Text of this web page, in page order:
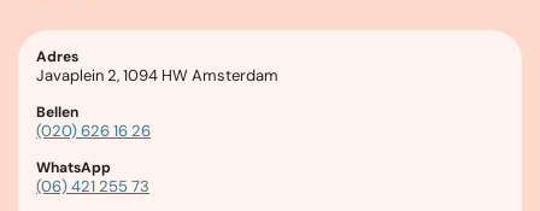
Adres
Javaplein 2, 1094 HW Amsterdam
Bellen
(020) 626 16 26
WhatsApp
(06) 421 255 73